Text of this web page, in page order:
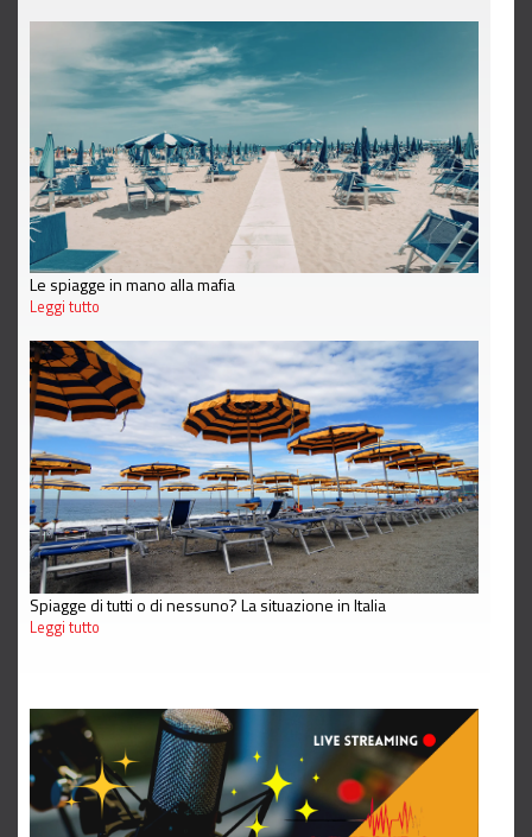
Le spiagge in mano alla mafia
Leggi tutto
Spiagge di tutti o di nessuno? La situazione in Italia
Leggi tutto